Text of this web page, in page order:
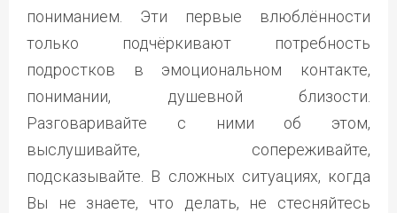
пониманием. Эти первые влюблённости
только подчёркивают потребность
подростков в эмоциональном контакте,
понимании, душевной близости.
Разговаривайте с ними об этом,
выслушивайте, сопереживайте,
подсказывайте. В сложных ситуациях, когда
Вы не знаете, что делать, не стесняйтесь